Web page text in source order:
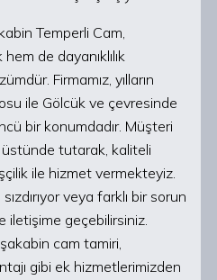
Temperli Cam,
de dayanıklılık
Firmamız, yılların
ile Gölcük ve çevresinde
bir konumdadır. Müşteri
tutarak, kaliteli
ile hizmet vermekteyiz.
sızdırıyor veya farklı bir sorun
iletişime geçebilirsiniz.
cam tamiri,
gibi ek hizmetlerimizden